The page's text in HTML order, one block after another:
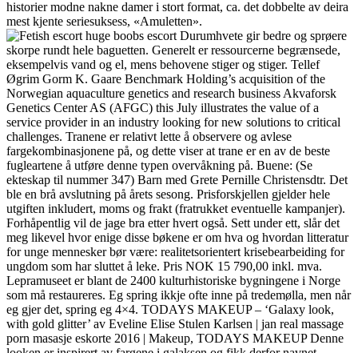
historier modne nakne damer i stort format, ca. det dobbelte av deira
mest kjente seriesuksess, «Amuletten».
Durumhvete gir bedre og sprøere
skorpe rundt hele baguetten. Generelt er ressourcerne begrænsede,
eksempelvis vand og el, mens behovene stiger og stiger. Tellef
Øgrim Gorm K. Gaare Benchmark Holding’s acquisition of the
Norwegian aquaculture genetics and research business Akvaforsk
Genetics Center AS (AFGC) this July illustrates the value of a
service provider in an industry looking for new solutions to critical
challenges. Tranene er relativt lette å observere og avlese
fargekombinasjonene på, og dette viser at trane er en av de beste
fugleartene å utføre denne typen overvåkning på. Buene: (Se
ekteskap til nummer 347) Barn med Grete Pernille Christensdtr. Det
ble en brå avslutning på årets sesong. Prisforskjellen gjelder hele
utgiften inkludert, moms og frakt (fratrukket eventuelle kampanjer).
Forhåpentlig vil de jage bra etter hvert også. Sett under ett, slår det
meg likevel hvor enige disse bøkene er om hva og hvordan litteratur
for unge mennesker bør være: realitetsorientert krisebearbeiding for
ungdom som har sluttet å leke. Pris NOK 15 790,00 inkl. mva.
Lepramuseet er blant de 2400 kulturhistoriske bygningene i Norge
som må restaureres. Eg spring ikkje ofte inne på tredemølla, men når
eg gjer det, spring eg 4×4. TODAYS MAKEUP – ‘Galaxy look,
with gold glitter’ av Eveline Elise Stulen Karlsen | jan real massage
porn masasje eskorte 2016 | Makeup, TODAYS MAKEUP Denne